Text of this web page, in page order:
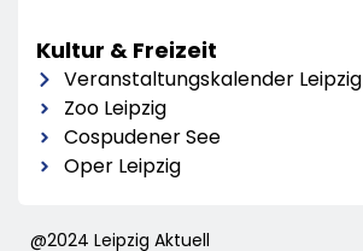
Kultur & Freizeit
Veranstaltungskalender Leipzig
Zoo Leipzig
Cospudener See
Oper Leipzig
@2024 Leipzig Aktuell